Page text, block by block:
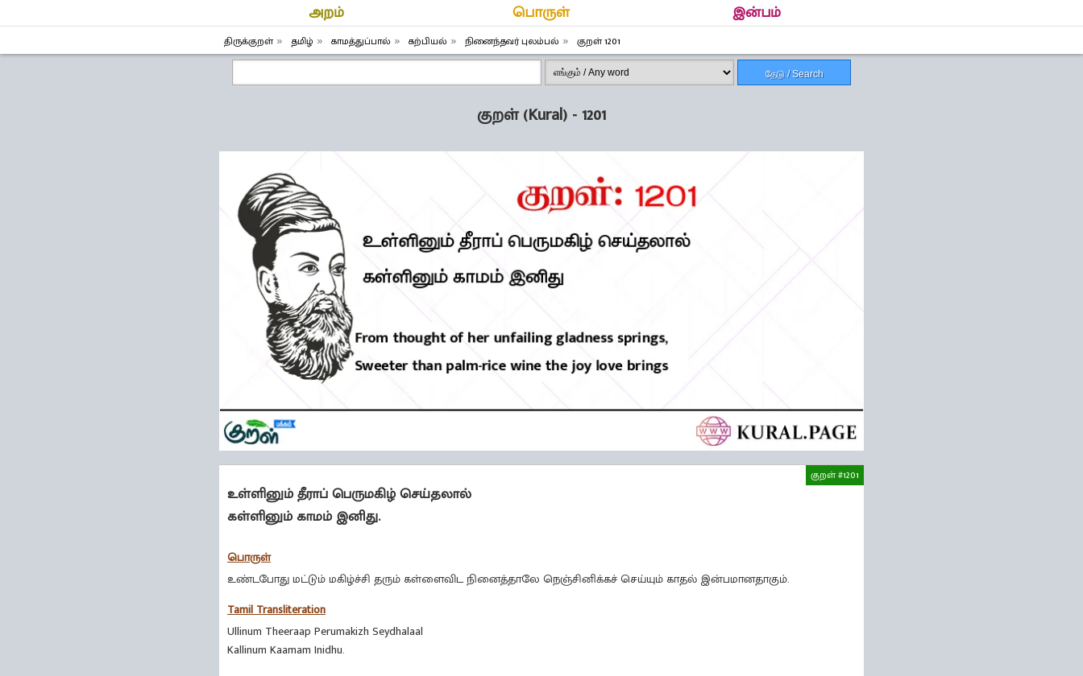
அறம் பொருள் இன்பம்
திருக்குறள் தமிழ் காமத்துப்பால் கற்பியல் நினைந்தவர் புலம்பல் குறள் 1201
தேடு / Search
குறள் (Kural) - 1201
குறள் #1201
உள்ளினும் தீராப் பெருமகிழ் செய்தலால்
கள்ளினும் காமம் இனிது.
பொருள்
உண்டபோது மட்டும் மகிழ்ச்சி தரும் கள்ளைவிட நினைத்தாலே நெஞ்சினிக்கச் செய்யும் காதல் இன்பமானதாகும்.
Tamil Transliteration
Ullinum Theeraap Perumakizh Seydhalaal
Kallinum Kaamam Inidhu.